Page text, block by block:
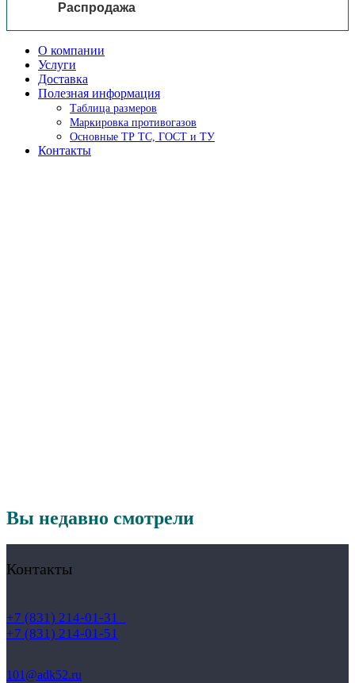
Распродажа
О компании
Услуги
Доставка
Полезная информация
Таблица размеров
Маркировка противогазов
Основные ТР ТС, ГОСТ и ТУ
Контакты
Вы недавно смотрели
Контакты
+7 (831) 214-01-31
+7 (831) 214-01-51
101@adk52.ru